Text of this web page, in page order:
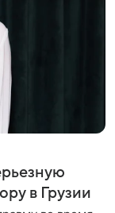
в Грузии